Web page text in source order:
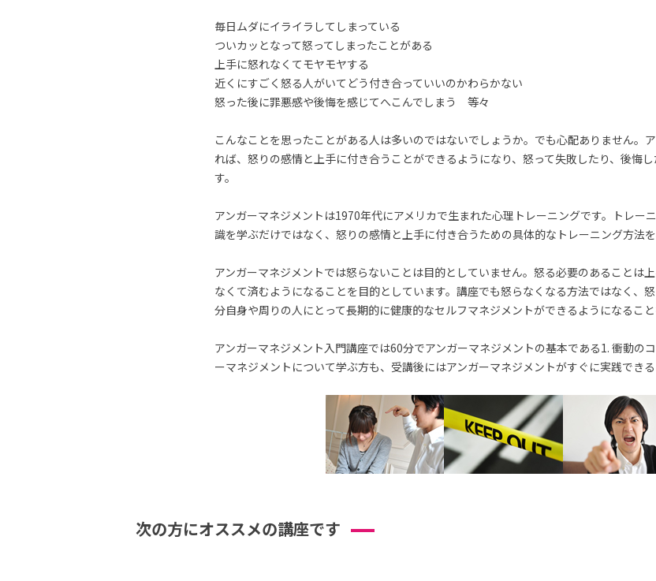
毎日ムダにイライラしてしまっている
ついカッとなって怒ってしまったことがある
上手に怒れなくてモヤモヤする
近くにすごく怒る人がいてどう付き合っていいのかわらかない
怒った後に罪悪感や後悔を感じてへこんでしまう 等々
こんなことを思ったことがある人は多いのではないでしょうか。でも心配ありません。
れば、怒りの感情と上手に付き合うことができるようになり、怒って失敗したり、後悔
す。
アンガーマネジメントは1970年代にアメリカで生まれた心理トレーニングです。トレー
識を学ぶだけではなく、怒りの感情と上手に付き合うための具体的なトレーニング方法を
アンガーマネジメントでは怒らないことは目的としていません。怒る必要のあることは
なくて済むようになることを目的としています。講座でも怒らなくなる方法ではなく、
分自身や周りの人にとって長期的に健康的なセルフマネジメントができるようになること
アンガーマネジメント入門講座では60分でアンガーマネジメントの基本である1. 衝動の
ーマネジメントについて学ぶ方も、受講後にはアンガーマネジメントがすぐに実践できる
次の方にオススメの講座です